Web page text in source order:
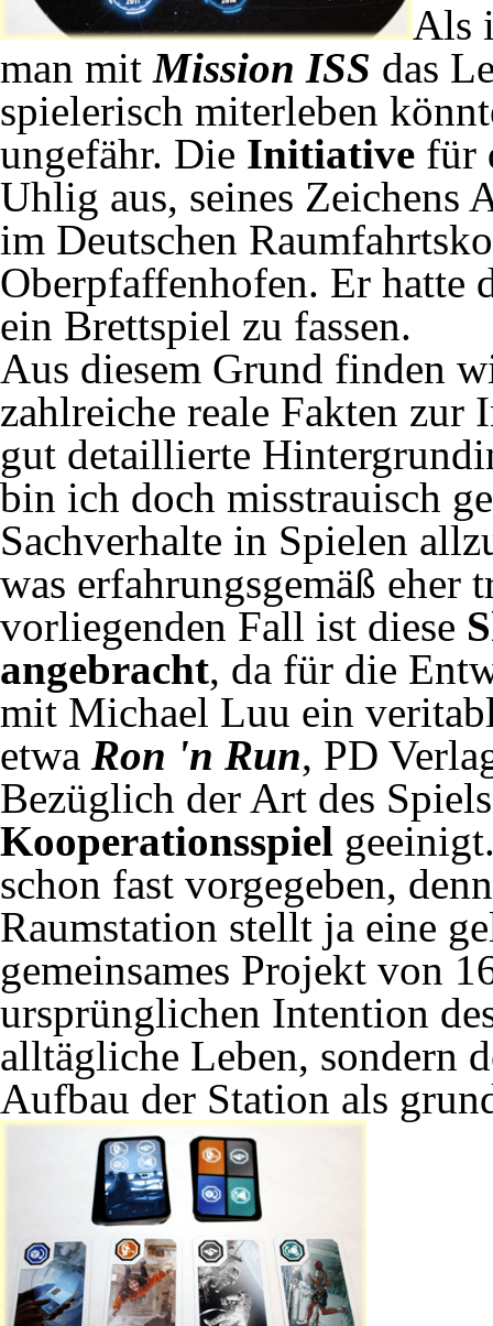
Als
man mitMission ISS das
spielerisch miterleben
ungefähr. Die Initiative für
Uhlig aus, seines Zeichens
im Deutschen
Oberpfaffenhofen. Er hatte
ein Brettspiel zu fassen.
Aus diesem Grund finden
zahlreiche reale Fakten zur
gut detaillierte
bin ich doch misstrauisch
Sachverhalte in Spielen
was erfahrungsgemäß
vorliegenden Fall ist diese
angebracht, da für die
mit Michael Luu ein
etwa Ron 'n Run, PD
Bezüglich der Art des
Kooperationsspiel
schon fast vorgegeben,
Raumstation stellt ja eine
gemeinsames Projekt von
ursprünglichen Intention
alltägliche Leben, sondern
Aufbau der Station als